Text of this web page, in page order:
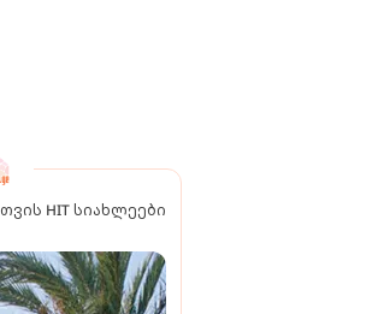
თვის HIT სიახლეები